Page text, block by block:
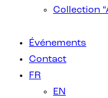
Collection
Événements
Contact
FR
EN